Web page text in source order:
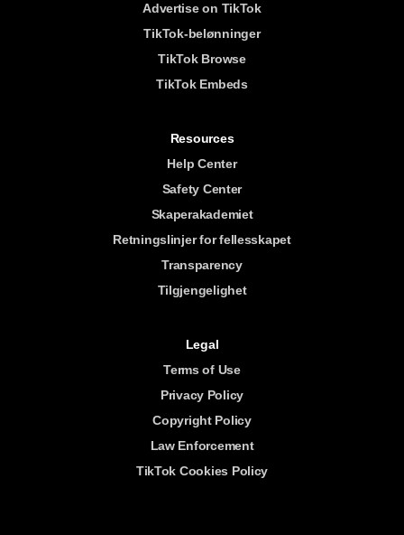
Advertise on TikTok
TikTok-belønninger
TikTok Browse
TikTok Embeds
Resources
Help Center
Safety Center
Skaperakademiet
Retningslinjer for fellesskapet
Transparency
Tilgjengelighet
Legal
Terms of Use
Privacy Policy
Copyright Policy
Law Enforcement
TikTok Cookies Policy